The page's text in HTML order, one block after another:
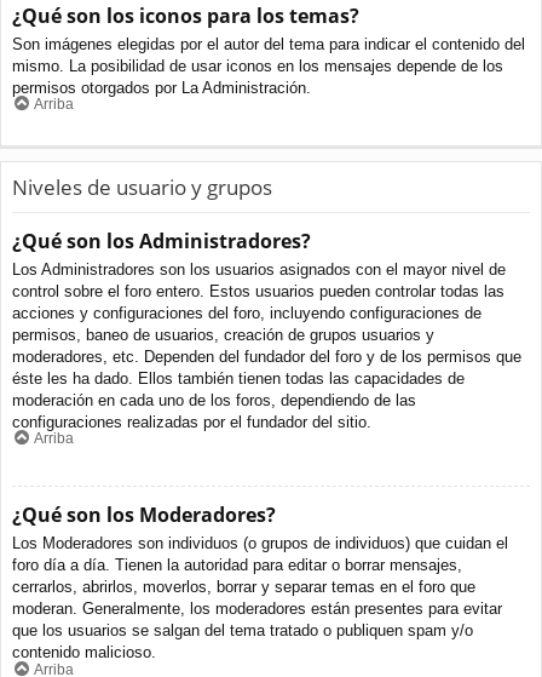
¿Qué son los iconos para los temas?
Son imágenes elegidas por el autor del tema para indicar el contenido del
mismo. La posibilidad de usar iconos en los mensajes depende de los
permisos otorgados por La Administración.
Arriba
Niveles de usuario y grupos
¿Qué son los Administradores?
Los Administradores son los usuarios asignados con el mayor nivel de
control sobre el foro entero. Estos usuarios pueden controlar todas las
acciones y configuraciones del foro, incluyendo configuraciones de
permisos, baneo de usuarios, creación de grupos usuarios y
moderadores, etc. Dependen del fundador del foro y de los permisos que
éste les ha dado. Ellos también tienen todas las capacidades de
moderación en cada uno de los foros, dependiendo de las
configuraciones realizadas por el fundador del sitio.
Arriba
¿Qué son los Moderadores?
Los Moderadores son individuos (o grupos de individuos) que cuidan el
foro día a día. Tienen la autoridad para editar o borrar mensajes,
cerrarlos, abrirlos, moverlos, borrar y separar temas en el foro que
moderan. Generalmente, los moderadores están presentes para evitar
que los usuarios se salgan del tema tratado o publiquen spam y/o
contenido malicioso.
Arriba